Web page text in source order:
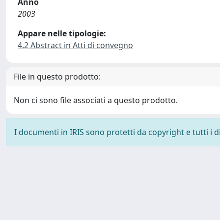
2003
Appare nelle tipologie:
4.2 Abstract in Atti di convegno
File in questo prodotto:
Non ci sono file associati a questo prodotto.
I documenti in IRIS sono protetti da copyright e tutti i